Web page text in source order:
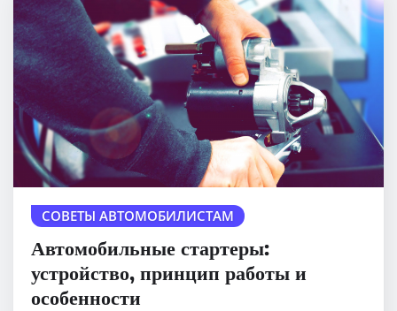
СОВЕТЫ АВТОМОБИЛИСТАМ
Автомобильные стартеры:
устройство, принцип работы и
особенности